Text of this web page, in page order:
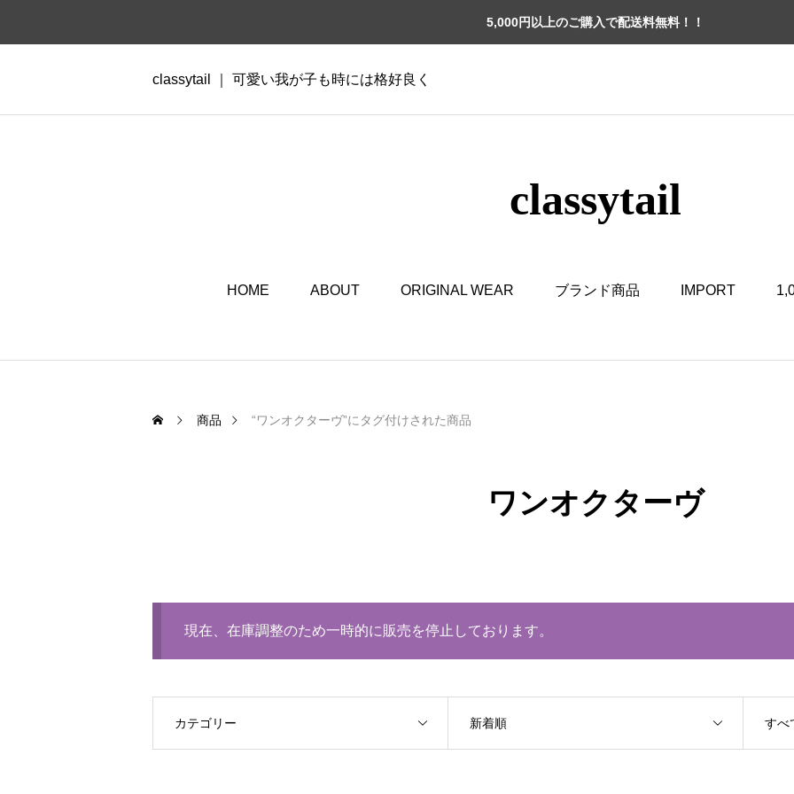
5,000円以上のご購入で配送料無料！！
classytail ｜ 可愛い我が子も時には格好良く
classytail
HOME ABOUT ORIGINAL WEAR ブランド商品 IMPORT
商品 “ワンオクターヴ”にタグ付けされた商品
ワンオクターヴ
現在、在庫調整のため一時的に販売を停止しております。
カテゴリー 新着順 すべ